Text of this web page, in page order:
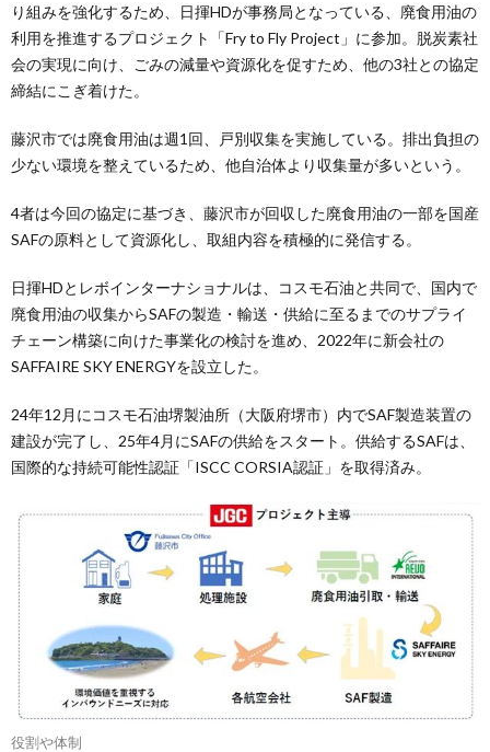
り組みを強化するため、日揮HDが事務局となっている、廃食用油の
利用を推進するプロジェクト「Fry to Fly Project」に参加。脱炭素社
会の実現に向け、ごみの減量や資源化を促すため、他の3社との協定
締結にこぎ着けた。
藤沢市では廃食用油は週1回、戸別収集を実施している。排出負担の
少ない環境を整えているため、他自治体より収集量が多いという。
4者は今回の協定に基づき、藤沢市が回収した廃食用油の一部を国産
SAFの原料として資源化し、取組内容を積極的に発信する。
日揮HDとレボインターナショナルは、コスモ石油と共同で、国内で
廃食用油の収集からSAFの製造・輸送・供給に至るまでのサプライ
チェーン構築に向けた事業化の検討を進め、2022年に新会社の
SAFFAIRE SKY ENERGYを設立した。
24年12月にコスモ石油堺製油所（大阪府堺市）内でSAF製造装置の
建設が完了し、25年4月にSAFの供給をスタート。供給するSAFは、
国際的な持続可能性認証「ISCC CORSIA認証」を取得済み。
役割や体制